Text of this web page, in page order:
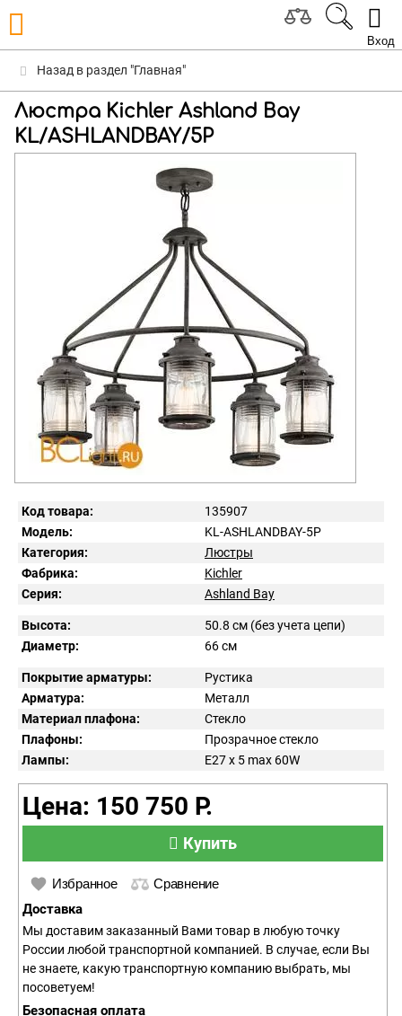
Вход
Назад в раздел "Главная"
Люстра Kichler Ashland Bay
KL/ASHLANDBAY/5P
Код товара:
135907
Модель:
KL-ASHLANDBAY-5P
Категория:
Люстры
Фабрика:
Kichler
Серия:
Ashland Bay
Высота:
50.8 см (без учета цепи)
Диаметр:
66 см
Покрытие арматуры:
Рустика
Арматура:
Металл
Материал плафона:
Стекло
Плафоны:
Прозрачное стекло
Лампы:
E27 x 5 max 60W
Цена: 150 750 Р.
Купить
Избранное Сравнение
Доставка
Мы доставим заказанный Вами товар в любую точку
России любой транспортной компанией. В случае, если Вы
не знаете, какую транспортную компанию выбрать, мы
посоветуем!
Безопасная оплата